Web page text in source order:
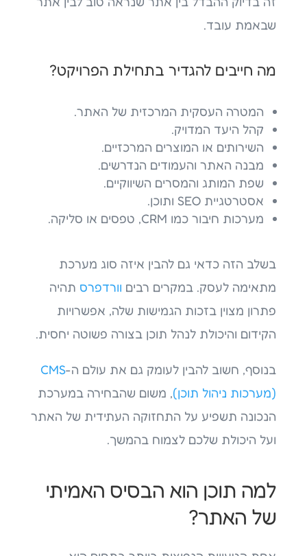
שבאמת עובד.
מה חייבים להגדיר בתחילת הפרויקט?
המטרה העסקית המרכזית של האתר.
קהל היעד המדויק.
השירותים או המוצרים המרכזיים.
מבנה האתר והעמודים הנדרשים.
שפת המותג והמסרים השיווקיים.
אסטרטגיית SEO ותוכן.
מערכות חיבור כמו CRM, טפסים או סליקה.
בשלב הזה כדאי גם להבין איזה סוג מערכת
מתאימה לעסק. במקרים רבים וורדפרס תהיה
פתרון מצוין בזכות הגמישות שלה, אפשרויות
הקידום והיכולת לנהל תוכן בצורה פשוטה יחסית.
בנוסף, חשוב להבין לעומק גם את עולם ה-CMS
(מערכות ניהול תוכן), משום שהבחירה במערכת
הנכונה תשפיע על התחזוקה העתידית של האתר
ועל היכולת שלכם לצמוח בהמשך.
למה תוכן הוא הבסיס האמיתי
של האתר?